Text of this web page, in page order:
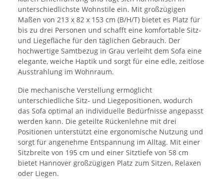
unterschiedlichste Wohnstile ein. Mit großzügigen
Maßen von 213 x 82 x 153 cm (B/H/T) bietet es Platz für
bis zu drei Personen und schafft eine komfortable Sitz-
und Liegefläche für den täglichen Gebrauch. Der
hochwertige Samtbezug in Grau verleiht dem Sofa eine
elegante, weiche Haptik und sorgt für eine edle, zeitlose
Ausstrahlung im Wohnraum.
Die mechanische Verstellung ermöglicht
unterschiedliche Sitz- und Liegepositionen, wodurch
das Sofa optimal an individuelle Bedürfnisse angepasst
werden kann. Die geteilte Rückenlehne mit drei
Positionen unterstützt eine ergonomische Nutzung und
sorgt für angenehme Entspannung im Alltag. Mit einer
Sitzbreite von 195 cm und einer Sitztiefe von 58 cm
bietet Hannover großzügigen Platz zum Sitzen, Relaxen
oder Liegen.